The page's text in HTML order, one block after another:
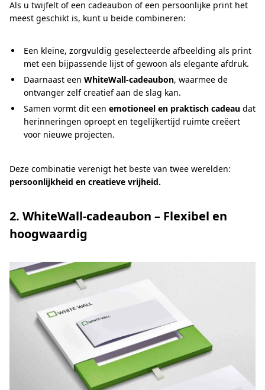
Als u twijfelt of een cadeaubon of een persoonlijke print het
meest geschikt is, kunt u beide combineren:
Een kleine, zorgvuldig geselecteerde afbeelding als print
met een bijpassende lijst of gewoon als elegante afdruk.
Daarnaast een WhiteWall-cadeaubon, waarmee de
ontvanger zelf creatief aan de slag kan.
Samen vormt dit een emotioneel en praktisch cadeau dat
herinneringen oproept en tegelijkertijd ruimte creëert
voor nieuwe projecten.
Deze combinatie verenigt het beste van twee werelden:
persoonlijkheid en creatieve vrijheid.
2. WhiteWall-cadeaubon – Flexibel en
hoogwaardig